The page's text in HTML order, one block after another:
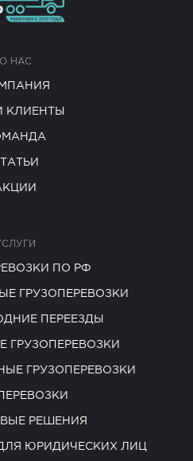
О НАС
КЛИЕНТЫ
ПО РФ
ГРУЗОПЕРЕВОЗКИ
ПЕРЕЕЗДЫ
ГРУЗОПЕРЕВОЗКИ
ГРУЗОПЕРЕВОЗКИ
РЕШЕНИЯ
ЮРИДИЧЕСКИХ ЛИЦ